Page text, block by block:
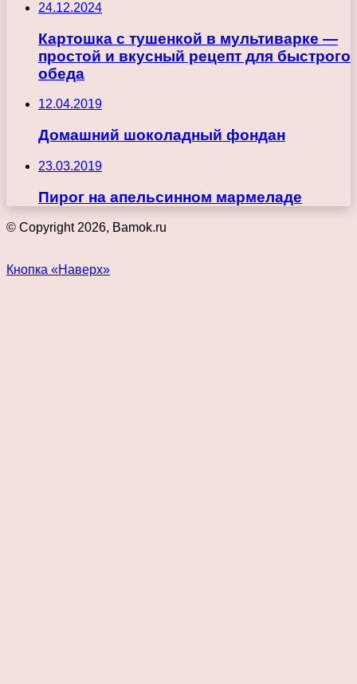
24.12.2024
Картошка с тушенкой в мультиварке —
простой и вкусный рецепт для быстрого
обеда
12.04.2019
Домашний шоколадный фондан
23.03.2019
Пирог на апельсинном мармеладе
© Copyright 2026, Bamok.ru
Кнопка «Наверх»